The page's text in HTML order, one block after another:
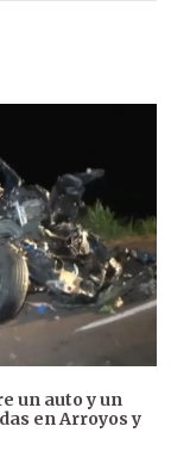
un auto y un
en Arroyos y